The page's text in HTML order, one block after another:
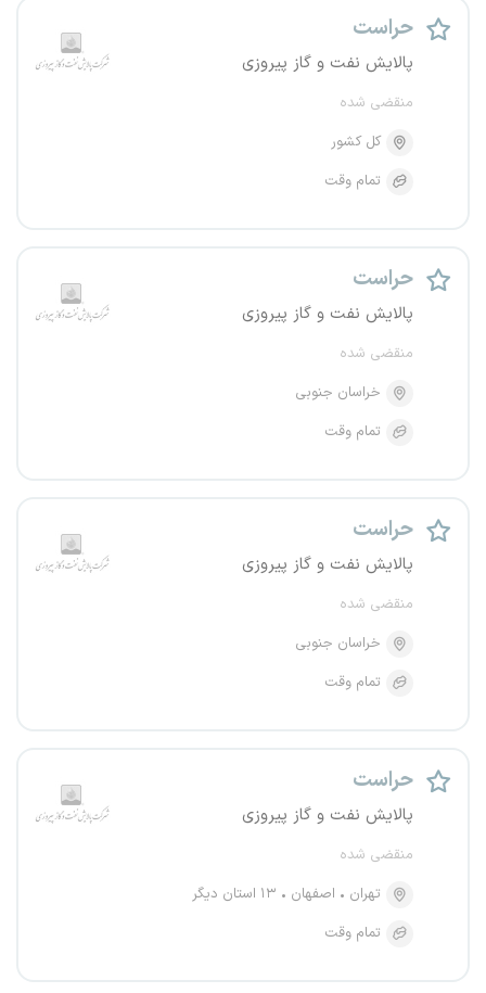
حراست
پالایش نفت و گاز پیروزی
منقضی شده
کل کشور
تمام وقت
حراست
پالایش نفت و گاز پیروزی
منقضی شده
خراسان جنوبی
تمام وقت
حراست
پالایش نفت و گاز پیروزی
منقضی شده
خراسان جنوبی
تمام وقت
حراست
پالایش نفت و گاز پیروزی
منقضی شده
تهران
اصفهان
۱۳ استان دیگر
تمام وقت